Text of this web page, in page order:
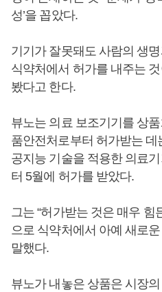
성’을 꼽았다.
기기가 잘못돼도 사람의 생
식약처에서 허가를 내주는
봤다고 한다.
뷰노는 의료 보조기기를 상
품안전처로부터 허가받는
공지능 기술을 적용한 의료
터 5월에 허가를 받았다.
그는 “허가받는 것은 매우 힘
으로 식약처에서 아예 새로
말했다.
뷰노가 내놓은 상품은 시장